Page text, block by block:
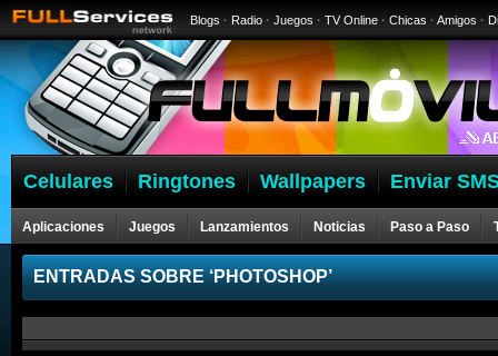
Blogs · Radio · Juegos · TV Online · Chicas · Amigos ·
Celulares Ringtones Wallpapers Enviar
Aplicaciones Juegos Lanzamientos Noticias Paso a Paso
ENTRADAS SOBRE ‘PHOTOSHOP’